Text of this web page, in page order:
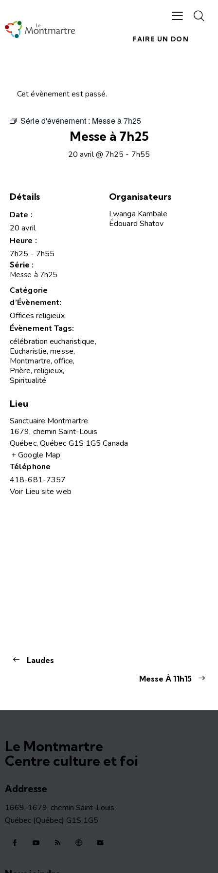
FAIRE UN DON
Cet évènement est passé.
Série d'événement : Messe à 7h25
Messe à 7h25
20 avril @ 7h25 - 7h55
Détails
Date :
20 avril
Heure :
7h25 - 7h55
Série :
Messe à 7h25
Catégorie
d’Évènement:
Offices religieux
Évènement Tags:
célébration eucharistique,
Eucharistie,messe,
Montmartre,office,
Prière, religieux,
Spiritualité
Organisateurs
Lwanga Kambale
Édouard Shatov
Lieu
Sanctuaire Montmartre
1679, chemin Saint-Louis
Québec, Québec G1S 1G5 Canada
+ Google Map
Téléphone
418-681-7357
Voir Lieu site web
Laudes
Messe À 11h15
Le Montmartre
Centre culture et foi
Addresse
1669-1679, chemin Saint-Louis
Québec (Québec) G1S 1G5